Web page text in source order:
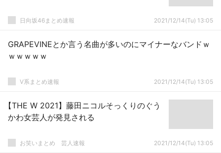
日向坂46まとめ速報 2021/12/14(Tu) 13:05
GRAPEVINEとか言う名曲が多いのにマイナーなバンドｗ
ｗｗｗｗｗ
V系まとめ速報 2021/12/14(Tu) 13:05
【THE W 2021】藤田ニコルそっくりのぐう
かわ女芸人が発見される
お笑いまとめ 芸人速報 2021/12/14(Tu) 13:05